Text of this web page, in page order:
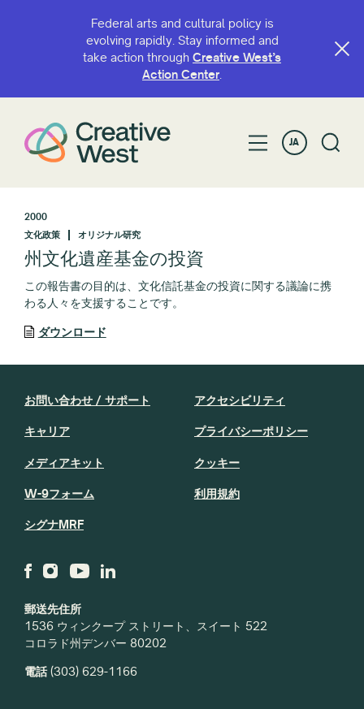
Federal arts and cultural policy is
evolving rapidly. Stay informed and
take action through Creative West’s
Action Center.
JA
2000
文化政策
オリジナル研究
州文化遺産基金の投資
この報告書の目的は、文化信託基金の投資に関する議論に携
わる人々を支援することです。
ダウンロード
郵送先住所
1536 ウィンクープ ストリート、スイート 522
コロラド州デンバー 80202
電話(303) 629-1166
お問い合わせ / サポート
キャリア
メディアキット
W-9フォーム
シグナMRF
アクセシビリティ
プライバシーポリシー
クッキー
利用規約